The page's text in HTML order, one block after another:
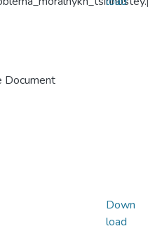
Document
Down
load